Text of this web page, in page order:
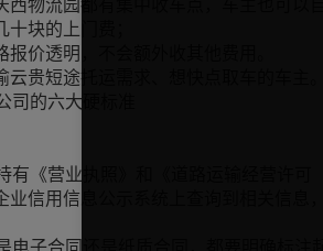
块的上门费；
价透明，不会额外收其他费用。
云贵短途托运需求、想快点取车的车主
的六大硬标准
《营业执照》和《道路运输经营许可
业信用信息公示系统上查询到相关信息